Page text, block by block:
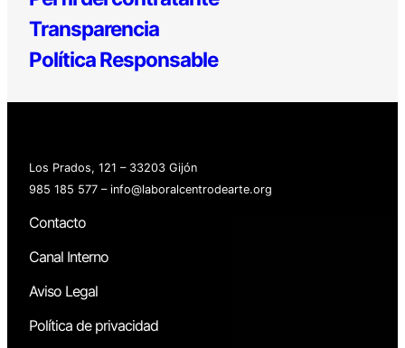
Transparencia
Política Responsable
Los Prados, 121 – 33203 Gijón
985 185 577 – info@laboralcentrodearte.org
Contacto
Canal Interno
Aviso Legal
Política de privacidad